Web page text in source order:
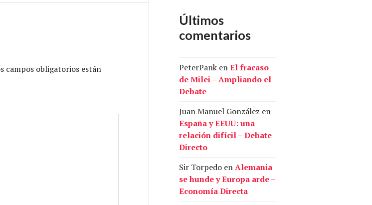
campos obligatorios están
Últimos
comentarios
PeterPank enEl fracaso
de Milei – Ampliando el
Debate
Juan Manuel González en
España y EEUU: una
relación difícil – Debate
Directo
Sir Torpedo enAlemania
se hunde y Europa arde –
Economía Directa